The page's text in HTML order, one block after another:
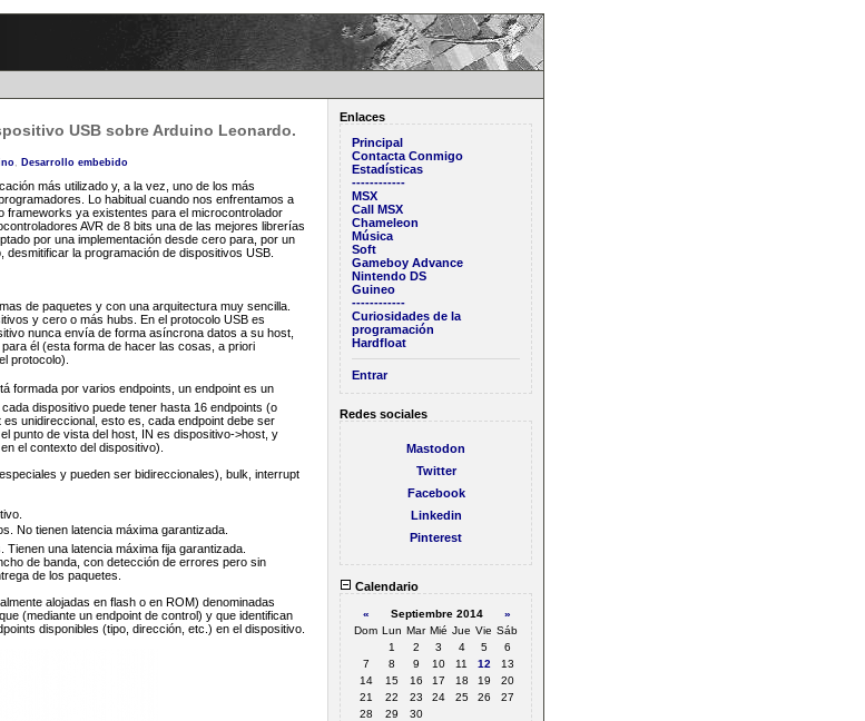
USB sobre Arduino Leonardo.
, Desarrollo embebido
más utilizado y, a la vez, uno de los más
Lo habitual cuando nos enfrentamos a
frameworks ya existentes para el microcontrolador
AVR de 8 bits una de las mejores librerías
por una implementación desde cero para, por un
la programación de dispositivos USB.
de paquetes y con una arquitectura muy sencilla.
y cero o más hubs. En el protocolo USB es
nunca envía de forma asíncrona datos a su host,
él (esta forma de hacer las cosas, a priori
protocolo).
por varios endpoints, un endpoint es un
dispositivo puede tener hasta 16 endpoints (o
unidireccional, esto es, cada endpoint debe ser
punto de vista del host, IN es dispositivo->host, y
el contexto del dispositivo).
y pueden ser bidireccionales), bulk, interrupt
No tienen latencia máxima garantizada.
una latencia máxima fija garantizada.
de banda, con detección de errores pero sin
de los paquetes.
alojadas en flash o en ROM) denominadas
(mediante un endpoint de control) y que identifican
disponibles (tipo, dirección, etc.) en el dispositivo.
Enlaces
Principal
Contacta Conmigo
Estadísticas
------------
MSX
Call MSX
Chameleon
Música
Soft
Gameboy Advance
Nintendo DS
Guineo
------------
Curiosidades de la
programación
Hardfloat
Entrar
Redes sociales
Mastodon
Twitter
Facebook
Linkedin
Pinterest
Calendario
« Septiembre 2014
»
Dom Lun Mar Mié Jue Vie Sáb
1
2 3 4 5
6
7
8 9 10 11 12
13
14
15 16 17 18 19
20
21
22 23 24 25 26
27
28
29
30